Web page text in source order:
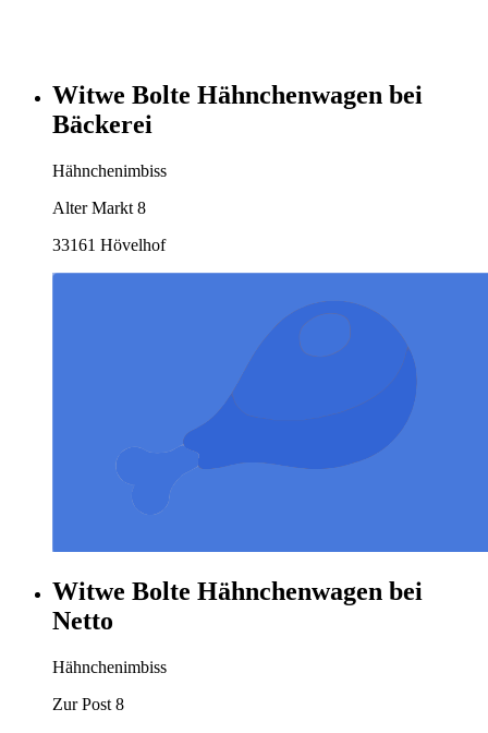
Witwe Bolte Hähnchenwagen bei
Bäckerei
Hähnchenimbiss
Alter Markt 8
33161 Hövelhof
Witwe Bolte Hähnchenwagen bei
Netto
Hähnchenimbiss
Zur Post 8